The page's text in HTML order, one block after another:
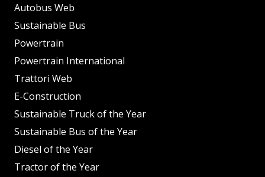
Autobus Web
Sustainable Bus
Powertrain
Powertrain International
Trattori Web
E-Construction
Sustainable Truck of the Year
Sustainable Bus of the Year
Diesel of the Year
Tractor of the Year